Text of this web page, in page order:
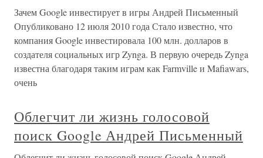
Зачем Google инвестирует в игры Андрей Письменный
Опубликовано 12 июля 2010 года Стало известно, что
компания Google инвестировала 100 млн. долларов в
создателя социальных игр Zynga. В первую очередь Zynga
известна благодаря таким играм как Farmville и Mafiawars,
очень
Облегчит ли жизнь голосовой
поиск Google Андрей Письменный